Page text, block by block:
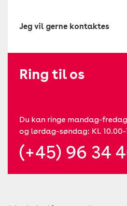
Jeg vil gerne kontaktes
Ring til os
Du kan ringe mandag-
og lørdag-søndag: Kl. 10.00-
(+45) 96 34